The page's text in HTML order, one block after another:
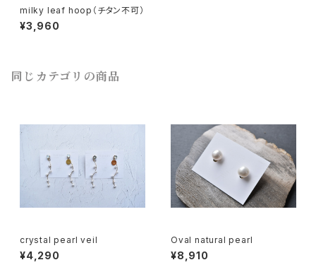
milky leaf hoop（チタン不可）
¥3,960
同じカテゴリの商品
crystal pearl veil
¥4,290
Oval natural pearl
¥8,910